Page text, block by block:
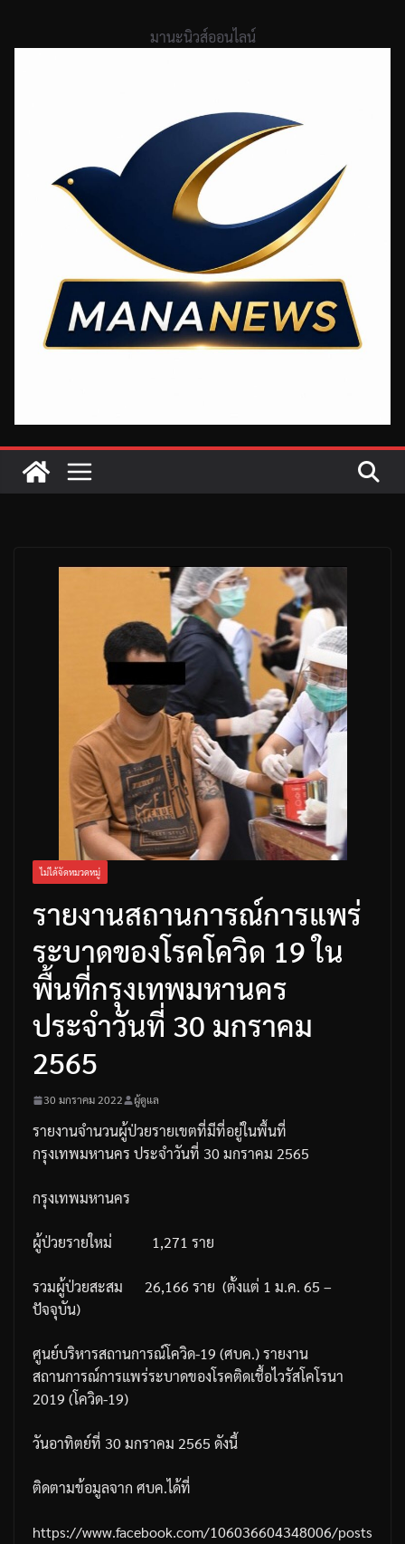
มานะนิวส์ออนไลน์
ไม่ได้จัดหมวดหมู่
รายงานสถานการณ์การแพร่
ระบาดของโรคโควิด 19 ใน
พื้นที่กรุงเทพมหานคร
ประจำวันที่ 30 มกราคม
2565
30 มกราคม 2022 ผู้ดูแล
รายงานจำนวนผู้ป่วยรายเขตที่มีที่อยู่ในพื้นที่
กรุงเทพมหานคร ประจำวันที่ 30มกราคม 2565
กรุงเทพมหานคร
ผู้ป่วยรายใหม่ 1,271 ราย
รวมผู้ป่วยสะสม 26,166 ราย (ตั้งแต่ 1 ม.ค. 65 –
ปัจจุบัน)
ศูนย์บริหารสถานการณ์โควิด-19 (ศบค.)รายงาน
สถานการณ์การแพร่ระบาดของโรคติดเชื้อไวรัสโคโรนา
2019 (โควิด-19)
วันอาทิตย์ที่ 30มกราคม 2565 ดังนี้
ติดตามข้อมูลจาก ศบค.ได้ที่
https://www.facebook.com/106036604348006/posts